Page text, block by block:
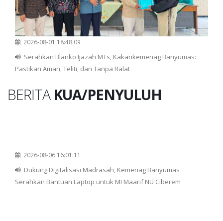
2026-08-01 18:48:09
Serahkan Blanko Ijazah MTs, Kakankemenag Banyumas:
Pastikan Aman, Teliti, dan Tanpa Ralat
BERITA KUA/PENYULUH
2026-08-06 16:01:11
Dukung Digitalisasi Madrasah, Kemenag Banyumas
Serahkan Bantuan Laptop untuk MI Maarif NU Ciberem